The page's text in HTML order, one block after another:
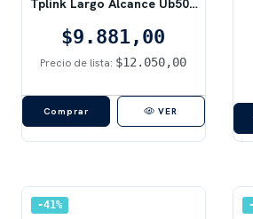
Tplink Largo Alcance Ub500
$9.881,00
Precio de lista: $12.050,00
VER
41%